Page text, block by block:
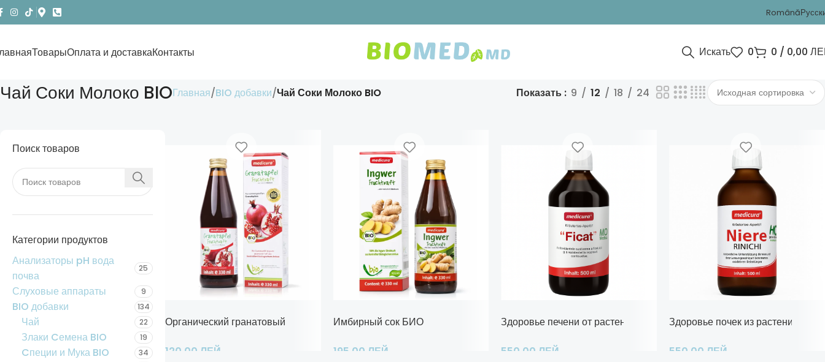
Română
ТоварыОплата и доставкаКонтакты Искать 0 0 / 0,00
Чай Соки Молоко BIOГлавная BIO добавки Чай Соки Молоко BIO Показать 9 12 18 24
Поиск товаров
Категории продуктов
Анализаторы pH вода
почва
25
Слуховые аппараты 9
BIO добавки 134
Чай 22
Злаки Cемена BIO 19
Cпеции и Мука BIO 34
Органический гранатовый сок Bio, 100% натуральный, 330 мл
120,00 ЛЕЙ
Имбирный сок БИО
195,00 ЛЕЙ
Здоровье печени от растений
550,00 ЛЕЙ
Здоровье почек из растений
550,00 ЛЕЙ